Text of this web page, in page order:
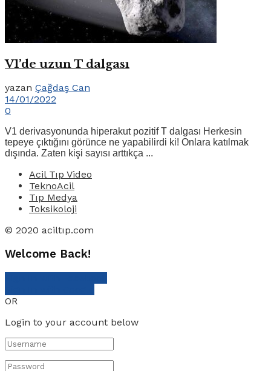
V1’de uzun T dalgası
yazan Çağdaş Can
14/01/2022
0
V1 derivasyonunda hiperakut pozitif T dalgası Herkesin
tepeye çıktığını görünce ne yapabilirdi ki! Onlara katılmak
dışında. Zaten kişi sayısı arttıkça ...
Acil Tıp Video
TeknoAcil
Tıp Medya
Toksikoloji
© 2020 aciltıp.com
Welcome Back!
OR
Login to your account below